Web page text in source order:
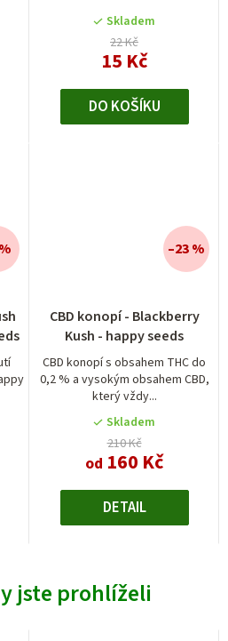
Skladem
22 Kč
15 Kč
DO KOŠÍKU
CBD konopí - Blackberry
Kush - happy seeds
CBD konopí s obsahem THC do
0,2 % a vysokým obsahem CBD,
který vždy...
Skladem
210 Kč
od 160 Kč
–23 %
DETAIL
jste prohlíželi